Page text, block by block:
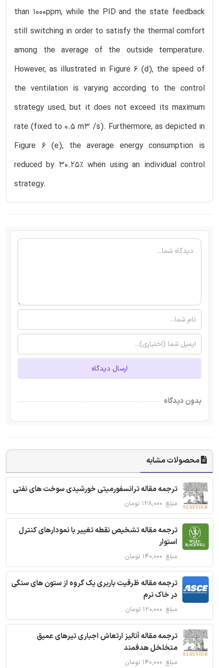
than 1000ppm, while the PID and the state feedback
still switching in order to satisfy the thermal comfort
among the average of the outside temperature.
However, as illustrated in Figure 6 (d), the speed of
the ventilation is varying according to the control
strategy used, but it does not exceed its maximum
rate (fixed to 0.5 m3 /s). Furthermore, as depicted in
Figure 6 (e), the average energy consumption is
reduced by 30.25% when using an individual control
strategy.
ارسال دیدگاه
بدون دیدگاه
محصولات مشابه
ترجمه مقاله ترانسفورمیتی خورشیدی سوخت های نفتی
مبلغ: ۱۲۸,۰۰۰ تومان
ترجمه مقاله تشخیص نقطه تغییر با نمودارهای کنترل
استوار
مبلغ: ۱۴۰,۰۰۰ تومان
ترجمه مقاله ظرفیت باربری یک گروه از ستون های سنگی
در خاک نرم
مبلغ: ۱۲۰,۰۰۰ تومان
ترجمه مقاله آنالیز ارتعاش اجباری تیرهای عمیق
متخلخل هدفمند
مبلغ: ۱۴۰,۰۰۰ تومان